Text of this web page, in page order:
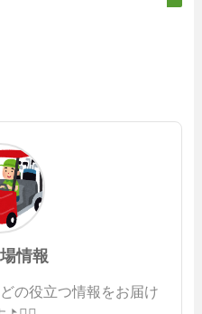
情報
の役立つ情報をお届け